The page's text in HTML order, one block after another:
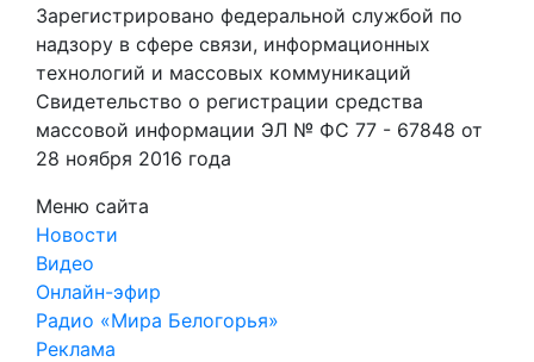
Зарегистрировано федеральной службой по
надзору в сфере связи, информационных
технологий и массовых коммуникаций
Свидетельство о регистрации средства
массовой информации ЭЛ № ФС 77 - 67848 от
28 ноября 2016 года
Меню сайта
Новости
Видео
Онлайн-эфир
Радио «Мира Белогорья»
Реклама